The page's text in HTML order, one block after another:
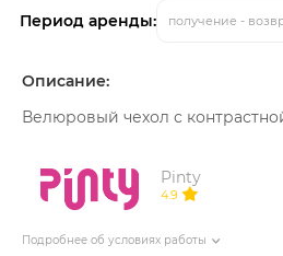
Период аренды: получение -
Описание:
Велюровый чехол с
Pinty
4.9
Подробнее об условиях работы